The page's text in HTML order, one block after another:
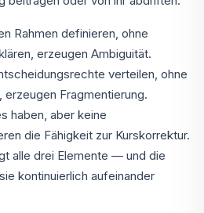
Rahmen definieren, ohne
erzeugen Ambiguität.
verteilen, ohne
Fragmentierung.
haben, aber keine
die Fähigkeit zur Kurskorrektur.
alle drei Elemente — und die
kontinuierlich aufeinander